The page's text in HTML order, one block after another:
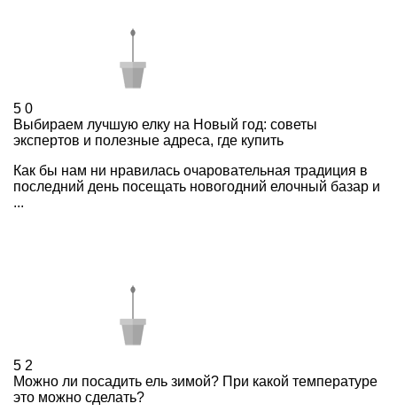
5 0
Выбираем лучшую елку на Новый год: советы
экспертов и полезные адреса, где купить
Как бы нам ни нравилась очаровательная традиция в
последний день посещать новогодний елочный базар и
...
5 2
Можно ли посадить ель зимой? При какой температуре
это можно сделать?